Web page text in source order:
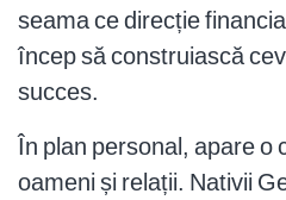
seama ce direcție
încep să construiască
succes.
În plan personal, apare o
oameni și relații. Nativii